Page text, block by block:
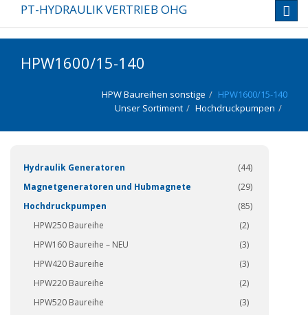
PT-HYDRAULIK VERTRIEB OHG
HPW1600/15-140
HPW1600/15-140
HPW Baureihen sonstige
Hochdruckpumpen
Unser Sortiment
Hydraulik Generatoren
(44)
Magnetgeneratoren und Hubmagnete
(29)
Hochdruckpumpen
(85)
HPW250 Baureihe
(2)
HPW160 Baureihe – NEU
(3)
HPW420 Baureihe
(3)
HPW220 Baureihe
(2)
HPW520 Baureihe
(3)